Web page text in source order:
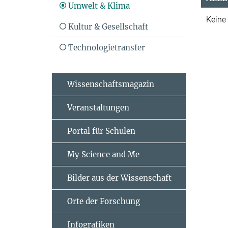
Umwelt & Klima
Kultur & Gesellschaft
Technologietransfer
Wissenschaftsmagazin
Veranstaltungen
Portal für Schulen
My Science and Me
Bilder aus der Wissenschaft
Orte der Forschung
Infografiken